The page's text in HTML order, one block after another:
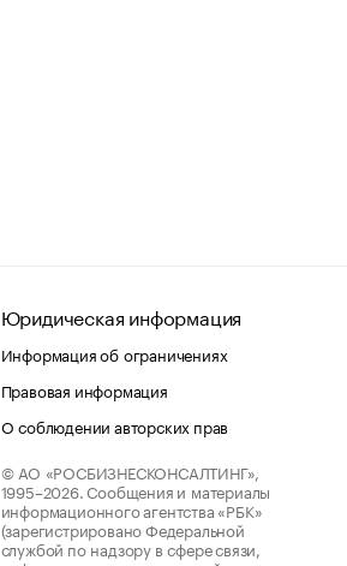
Юридическая информация
Информация об ограничениях
Правовая информация
О соблюдении авторских прав
© АО «РОСБИЗНЕСКОНСАЛТИНГ»,
1995–2026. Сообщения и материалы
информационного агентства «РБК»
(зарегистрировано Федеральной
службой по надзору в сфере связи,